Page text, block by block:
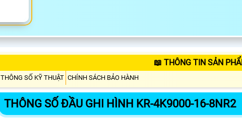
📖 THÔNG TIN SẢN
THÔNG SỐ KỸ THUẬT CHÍNH SÁCH BẢO HÀNH
THÔNG SỐ ĐẦU GHI HÌNH KR-4K9000-16-8NR2